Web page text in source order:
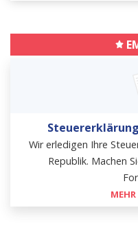
Wir erledigen Ihre
Republik. Machen
MEHR